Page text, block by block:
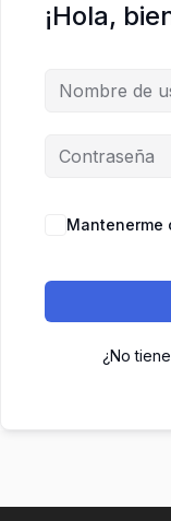
¡Hola,
Mantenerme
¿No